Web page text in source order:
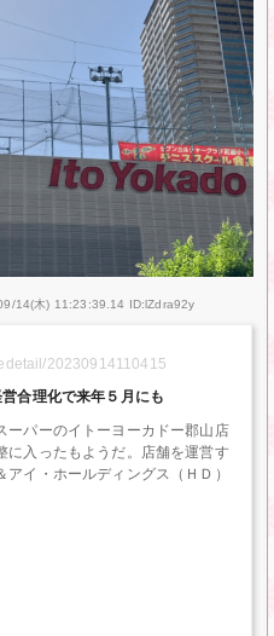
14(木) 11:23:39.14 ID:lZdra92y
20230914110415
合理化で来年５月にも
パーのイトーヨーカドー郡山店
に入ったもようだ。店舗を運営す
イ・ホールディングス（ＨＤ）